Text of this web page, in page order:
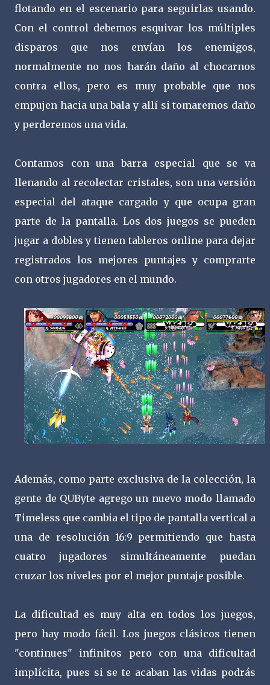
flotando en el escenario para seguirlas usando.
Con el control debemos esquivar los múltiples
disparos que nos envían los enemigos,
normalmente no nos harán daño al chocarnos
contra ellos, pero es muy probable que nos
empujen hacia una bala y allí si tomaremos daño
y perderemos una vida.
Contamos con una barra especial que se va
llenando al recolectar cristales, son una versión
especial del ataque cargado y que ocupa gran
parte de la pantalla. Los dos juegos se pueden
jugar a dobles y tienen tableros online para dejar
registrados los mejores puntajes y comprarte
con otros jugadores en el mundo.
Además, como parte exclusiva de la colección, la
gente de QUByte agrego un nuevo modo llamado
Timeless que cambia el tipo de pantalla vertical a
una de resolución 16:9 permitiendo que hasta
cuatro jugadores simultáneamente puedan
cruzar los niveles por el mejor puntaje posible.
La dificultad es muy alta en todos los juegos,
pero hay modo fácil. Los juegos clásicos tienen
"continues" infinitos pero con una dificultad
implícita, pues si se te acaban las vidas podrás